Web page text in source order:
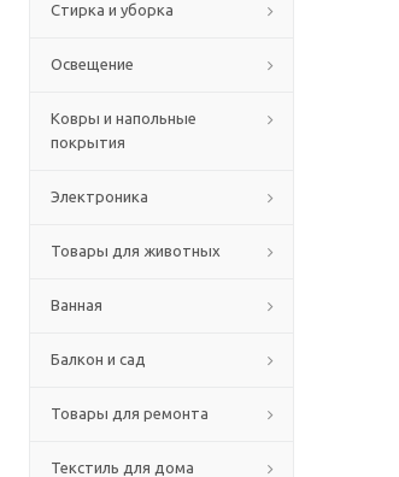
Стирка и уборка
Освещение
Ковры и напольные
покрытия
Электроника
Товары для животных
Ванная
Балкон и сад
Товары для ремонта
Текстиль для дома